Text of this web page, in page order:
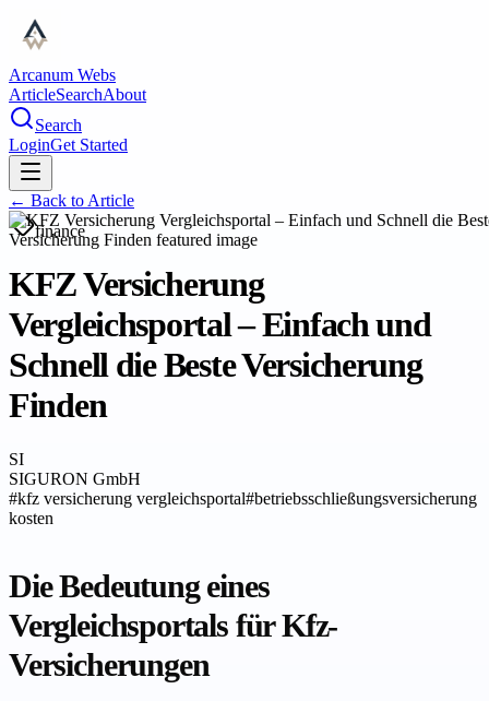
Arcanum Webs
ArticleSearchAbout
Search
LoginGet Started
← Back to Article
finance
KFZ Versicherung
Vergleichsportal – Einfach und
Schnell die Beste Versicherung
Finden
SI
SIGURON GmbH
#kfz versicherung vergleichsportal#betriebsschließungsversicherung
kosten
Die Bedeutung eines
Vergleichsportals für Kfz-
Versicherungen